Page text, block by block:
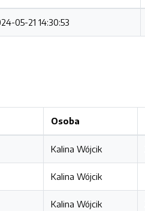
05-21 14:30:53
Osoba
Kalina Wójcik
Kalina Wójcik
Kalina Wójcik